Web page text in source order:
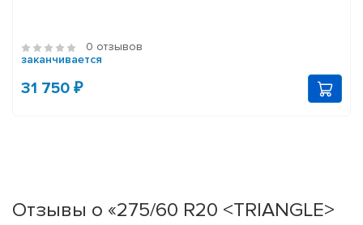
0 отзывов
заканчивается
31 750 ₽
Отзывы о «275/60 R20 <TRIANGLE>